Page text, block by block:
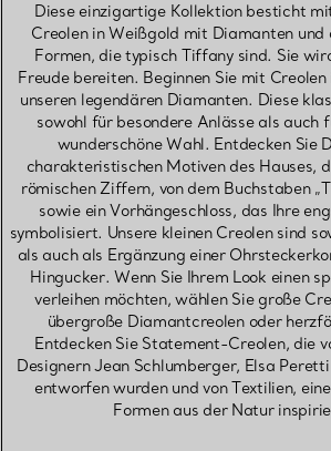
Diese einzigartige Kollektion besticht
Creolen in Weißgold mit Diamanten
Formen, die typisch Tiffany sind. Sie
Freude bereiten. Beginnen Sie mit
unseren legendären Diamanten. Diese
sowohl für besondere Anlässe als auch
wunderschöne Wahl. Entdecken Sie
charakteristischen Motiven des Hauses,
römischen Ziffern, von dem Buchstaben
sowie ein Vorhängeschloss, das Ihre
symbolisiert. Unsere kleinen Creolen sind
als auch als Ergänzung einer
Hingucker. Wenn Sie Ihrem Look einen
verleihen möchten, wählen Sie große
übergroße Diamantcreolen oder
Entdecken Sie Statement-Creolen, die
Designern Jean Schlumberger, Elsa
entworfen wurden und von Textilien,
Formen aus der Natur